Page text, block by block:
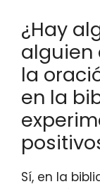
¿Hay
alguien
la
en la
Sí, en la